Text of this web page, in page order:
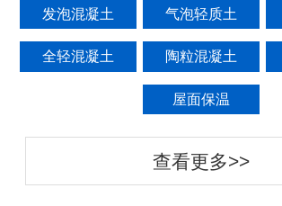
发泡混凝土 气泡轻质土
全轻混凝土 陶粒混凝土
屋面保温
查看更多>>